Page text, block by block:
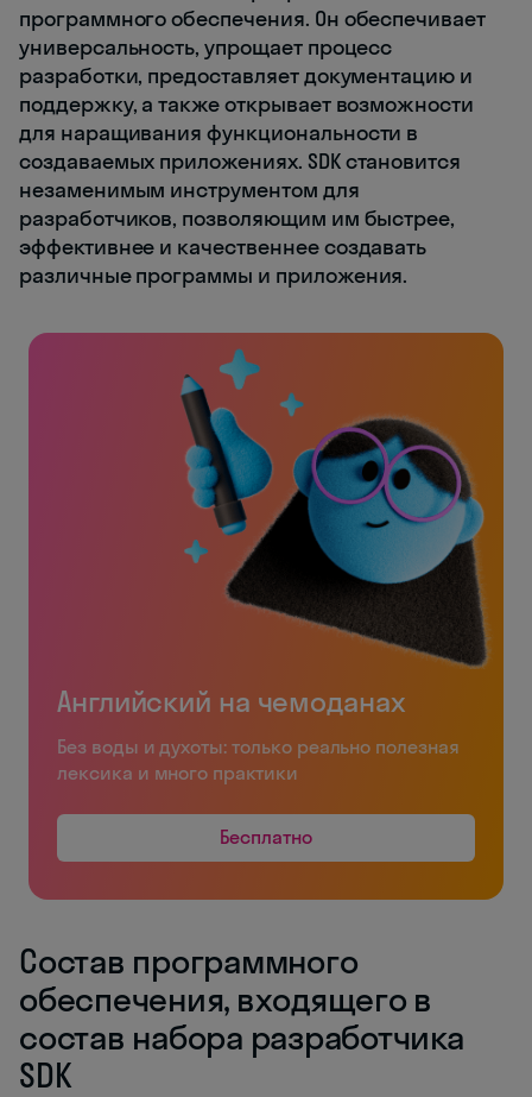
программного обеспечения. Он обеспечивает
универсальность, упрощает процесс
разработки, предоставляет документацию и
поддержку, а также открывает возможности
для наращивания функциональности в
создаваемых приложениях. SDK становится
незаменимым инструментом для
разработчиков, позволяющим им быстрее,
эффективнее и качественнее создавать
различные программы и приложения.
Английский на чемоданах
Без воды и духоты: только реально полезная
лексика и много практики
Бесплатно
Состав программного
обеспечения, входящего в
состав набора разработчика
SDK